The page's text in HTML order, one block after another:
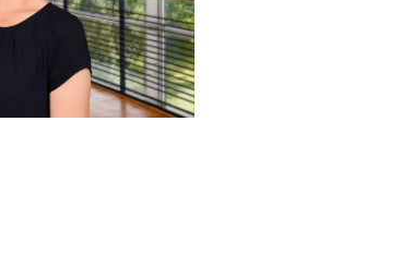
page
instead.